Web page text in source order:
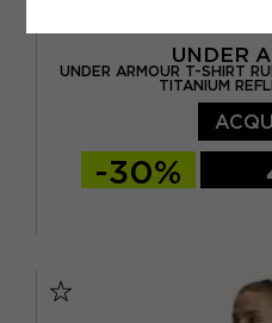
UNDER
UNDER ARMOUR T-SHIRT
TITANIUM
-30%